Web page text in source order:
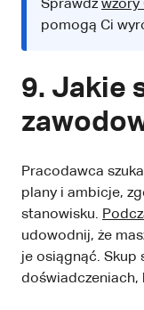
Sprawdźwzory
pomogą Ci
9. Jakie
Pracodawca
plany i ambicje,
stanowisku.
udowodnij, że
je osiągnąć. Skup
doświadczeniach,